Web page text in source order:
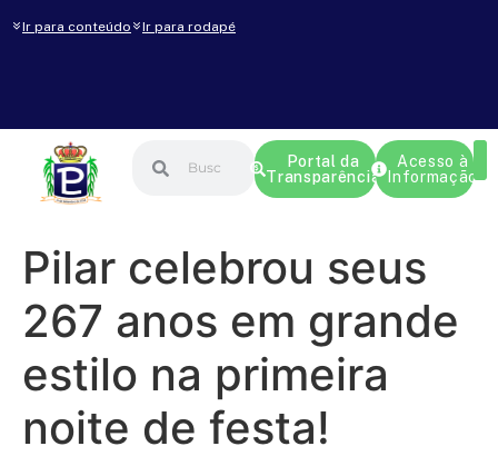
Ir para conteúdo Ir para rodapé
Portal da
Transparência
Acesso à
Informação
Pilar celebrou seus
267 anos em grande
estilo na primeira
noite de festa!